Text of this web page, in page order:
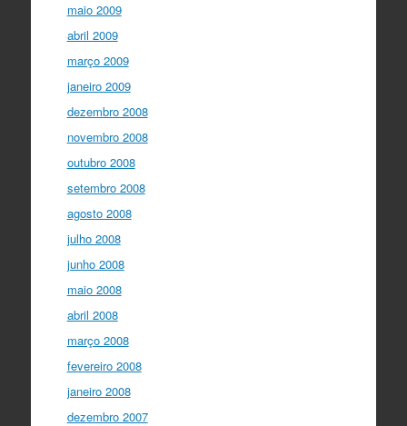
maio 2009
abril 2009
março 2009
janeiro 2009
dezembro 2008
novembro 2008
outubro 2008
setembro 2008
agosto 2008
julho 2008
junho 2008
maio 2008
abril 2008
março 2008
fevereiro 2008
janeiro 2008
dezembro 2007